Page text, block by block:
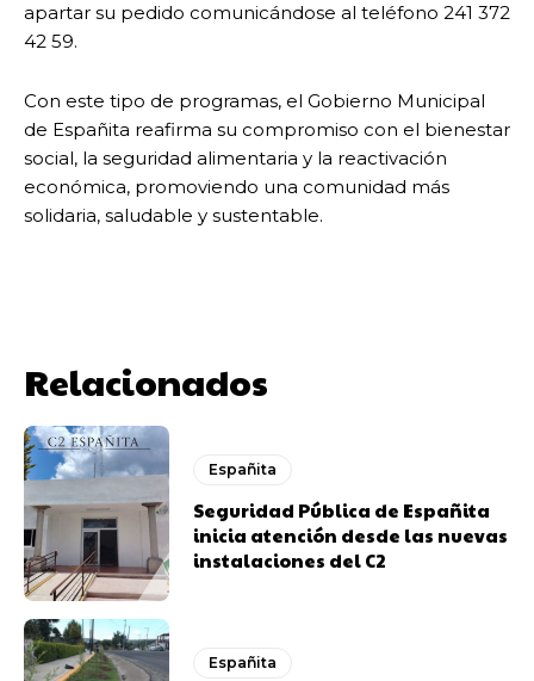
apartar su pedido comunicándose al teléfono 241 372
42 59.
Con este tipo de programas, el Gobierno Municipal
de Españita reafirma su compromiso con el bienestar
social, la seguridad alimentaria y la reactivación
económica, promoviendo una comunidad más
solidaria, saludable y sustentable.
Relacionados
Españita
Seguridad Pública de Españita
inicia atención desde las nuevas
instalaciones del C2
Españita